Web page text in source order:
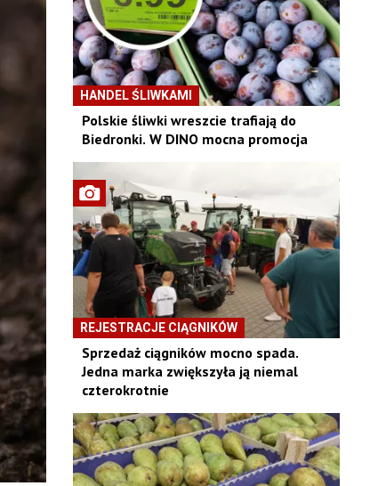
HANDEL ŚLIWKAMI
Polskie śliwki wreszcie trafiają do
Biedronki. W DINO mocna promocja
REJESTRACJE CIĄGNIKÓW
Sprzedaż ciągników mocno spada.
Jedna marka zwiększyła ją niemal
czterokrotnie